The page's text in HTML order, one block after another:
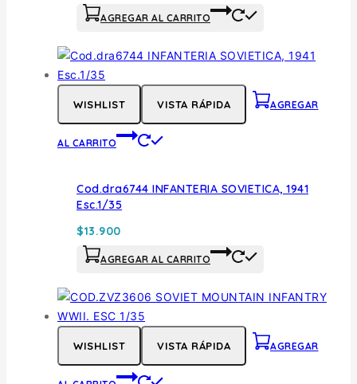
AGREGAR AL CARRITO
WISHLIST VISTA RÁPIDA AGREGAR
AL CARRITO
Cod.dra6744 INFANTERIA SOVIETICA, 1941
Esc.1/35
$13.900
AGREGAR AL CARRITO
WISHLIST VISTA RÁPIDA AGREGAR